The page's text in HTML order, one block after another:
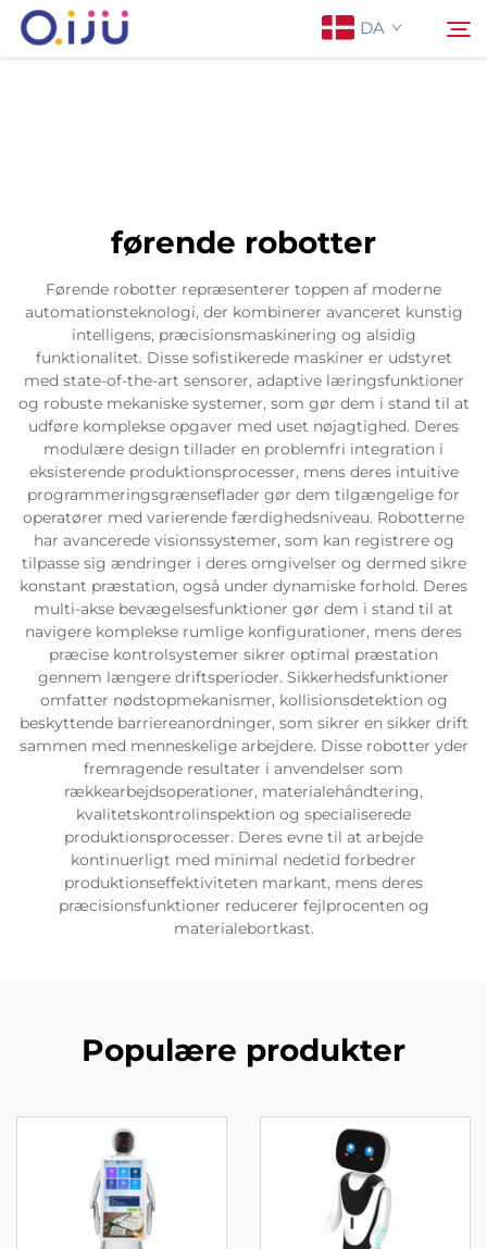
DA
Anvendelse
Sag
Nyheder
Servicesupport
Kontakt os
førende robotter
Førende robotter repræsenterer toppen af moderne
automationsteknologi, der kombinerer avanceret kunstig
intelligens, præcisionsmaskinering og alsidig
funktionalitet. Disse sofistikerede maskiner er udstyret
med state-of-the-art sensorer, adaptive læringsfunktioner
og robuste mekaniske systemer, som gør dem i stand til at
udføre komplekse opgaver med uset nøjagtighed. Deres
modulære design tillader en problemfri integration i
eksisterende produktionsprocesser, mens deres intuitive
programmeringsgrænseflader gør dem tilgængelige for
operatører med varierende færdighedsniveau. Robotterne
har avancerede visionssystemer, som kan registrere og
tilpasse sig ændringer i deres omgivelser og dermed sikre
konstant præstation, også under dynamiske forhold. Deres
multi-akse bevægelsesfunktioner gør dem i stand til at
navigere komplekse rumlige konfigurationer, mens deres
præcise kontrolsystemer sikrer optimal præstation
gennem længere driftsperioder. Sikkerhedsfunktioner
omfatter nødstopmekanismer, kollisionsdetektion og
beskyttende barriereanordninger, som sikrer en sikker drift
sammen med menneskelige arbejdere. Disse robotter yder
fremragende resultater i anvendelser som
rækkearbejdsoperationer, materialehåndtering,
kvalitetskontrolinspektion og specialiserede
produktionsprocesser. Deres evne til at arbejde
kontinuerligt med minimal nedetid forbedrer
produktionseffektiviteten markant, mens deres
præcisionsfunktioner reducerer fejlprocenten og
materialebortkast.
Populære produkter